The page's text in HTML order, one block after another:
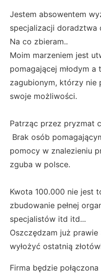
Jestem absowentem
specjalizacji doradztwa
Na co zbieram..
Moim marzeniem jest
pomagającej młodym
zagubionym, którzy
swoje możliwości.
Patrząc przez pryzmat
Brak osób
pomocy w znalezieniu
zguba w polsce.
Kwota 100.000 nie jest
zbudowanie pełnej
specjalistów itd itd...
Oszczędzam już
wyłożyć ostatnią
Firma będzie